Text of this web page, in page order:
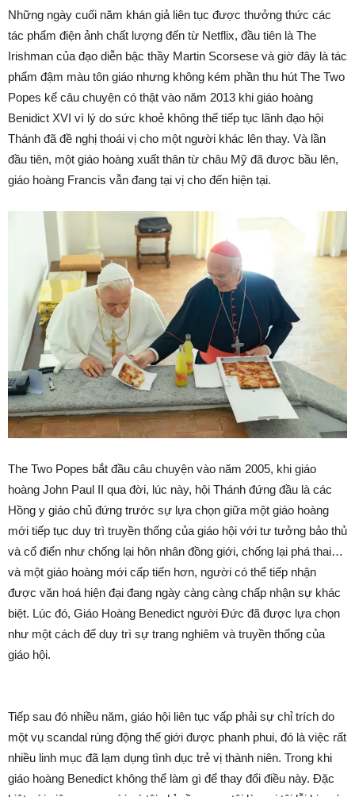
Những ngày cuối năm khán giả liên tục được thưởng thức các
tác phẩm điện ảnh chất lượng đến từ Netflix, đầu tiên là The
Irishman của đạo diễn bậc thầy Martin Scorsese và giờ đây là tác
phẩm đậm màu tôn giáo nhưng không kém phần thu hút The Two
Popes kể câu chuyện có thật vào năm 2013 khi giáo hoàng
Benidict XVI vì lý do sức khoẻ không thể tiếp tục lãnh đạo hội
Thánh đã đề nghị thoái vị cho một người khác lên thay. Và lần
đầu tiên, một giáo hoàng xuất thân từ châu Mỹ đã được bầu lên,
giáo hoàng Francis vẫn đang tại vị cho đến hiện tại.
The Two Popes bắt đầu câu chuyện vào năm 2005, khi giáo
hoàng John Paul II qua đời, lúc này, hội Thánh đứng đầu là các
Hồng y giáo chủ đứng trước sự lựa chọn giữa một giáo hoàng
mới tiếp tục duy trì truyền thống của giáo hội với tư tưởng bảo thủ
và cổ điển như chống lại hôn nhân đồng giới, chống lại phá thai…
và một giáo hoàng mới cấp tiến hơn, người có thể tiếp nhận
được văn hoá hiện đại đang ngày càng càng chấp nhận sự khác
biệt. Lúc đó, Giáo Hoàng Benedict người Đức đã được lựa chọn
như một cách để duy trì sự trang nghiêm và truyền thống của
giáo hội.
Tiếp sau đó nhiều năm, giáo hội liên tục vấp phải sự chỉ trích do
một vụ scandal rúng động thế giới được phanh phui, đó là việc rất
nhiều linh mục đã lạm dụng tình dục trẻ vị thành niên. Trong khi
giáo hoàng Benedict không thể làm gì để thay đổi điều này. Đặc